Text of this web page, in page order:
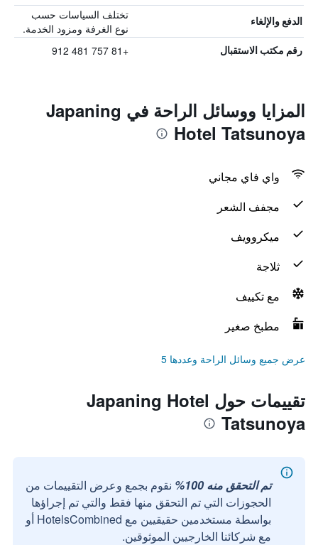
الدفع والإلغاء
تختلف السياسات حسب
نوع الغرفة ومزود الخدمة.
رقم مكتب الاستقبال +81 757 481 912
المزايا ووسائل الراحة في Japaning
Hotel Tatsunoya
واي فاي مجاني
مجفف الشعر
ميكروويف
ثلاجة
مع تكييف
مطبخ صغير
عرض جميع وسائل الراحة وعددها 5
تقييمات حول Japaning Hotel
Tatsunoya
تم التحقق منه 100%
نقوم بجمع وعرض التقييمات من
الحجوزات التي تم التحقق منها فقط والتي تم إجراؤها
بواسطة مستخدمين حقيقيين مع HotelsCombined أو
مع شركائنا الخارجيين الموثوقين.